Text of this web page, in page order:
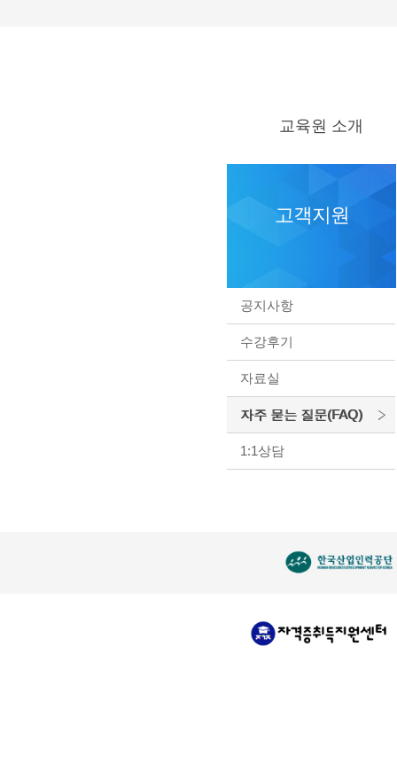
교육원 소개
교육원 소개
고객지원
공지사항
수강후기
자료실
자주 묻는 질문(FAQ)
1:1상담